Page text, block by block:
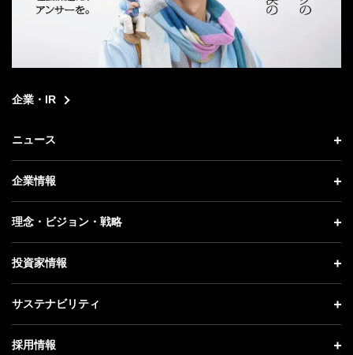
企業・IR
ニュース
ニュース トップ
プレスリリース
更新情報
記者説明会
企業情報
企業情報 トップ
社長メッセージ
事業紹介
ガバナンス
理念・ビジョン・戦略
理念・ビジョン・戦略 トップ
成長戦略「Activate AI for Society」
投資家情報
投資家情報 トップ
経営方針
サステナビリティ
サステナビリティ トップ
採用情報